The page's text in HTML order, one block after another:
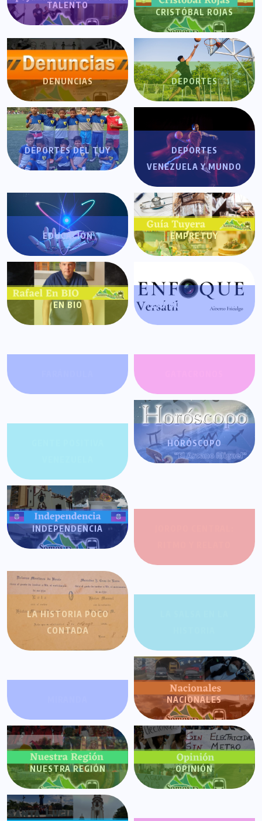
TALENTO
CRISTÓBAL ROJAS
DENUNCIAS DEPORTES
DEPORTES DEL TUY
DEPORTES
VENEZUELA Y MUNDO
EDUCACIÓN EMPRETUY
EN BIO ENFOQUE VERSÁTIL
HORÓSCOPO
INDEPENDENCIA
LA HISTORIA POCO
CONTADA
NACIONALES
NUESTRA REGIÓN OPINIÓN